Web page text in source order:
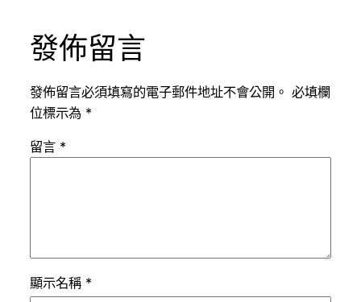
發佈留言
發佈留言必須填寫的電子郵件地址不會公開。 必填欄
位標示為 *
留言 *
顯示名稱 *